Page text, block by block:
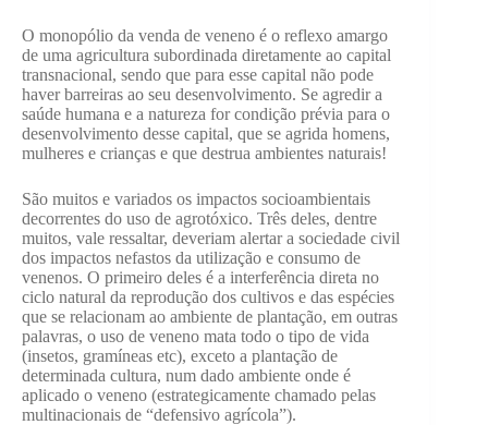
O monopólio da venda de veneno é o reflexo amargo
de uma agricultura subordinada diretamente ao capital
transnacional, sendo que para esse capital não pode
haver barreiras ao seu desenvolvimento. Se agredir a
saúde humana e a natureza for condição prévia para o
desenvolvimento desse capital, que se agrida homens,
mulheres e crianças e que destrua ambientes naturais!
São muitos e variados os impactos socioambientais
decorrentes do uso de agrotóxico. Três deles, dentre
muitos, vale ressaltar, deveriam alertar a sociedade civil
dos impactos nefastos da utilização e consumo de
venenos. O primeiro deles é a interferência direta no
ciclo natural da reprodução dos cultivos e das espécies
que se relacionam ao ambiente de plantação, em outras
palavras, o uso de veneno mata todo o tipo de vida
(insetos, gramíneas etc), exceto a plantação de
determinada cultura, num dado ambiente onde é
aplicado o veneno (estrategicamente chamado pelas
multinacionais de “defensivo agrícola”).